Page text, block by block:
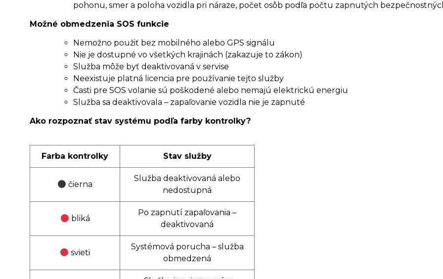
pohonu, smer a poloha vozidla pri náraze, počet osôb podľa počtu zapnutých
Možné obmedzenia SOS funkcie
Nemožno použiť bez mobilného alebo GPS signálu
Nie je dostupné vo všetkých krajinách (zakazuje to zákon)
Služba môže byť deaktivovaná v servise
Neexistuje platná licencia pre používanie tejto služby
Časti pre SOS volanie sú poškodené alebo nemajú elektrickú energiu
Služba sa deaktivovala – zapaľovanie vozidla nie je zapnuté
Ako rozpoznať stav systému podľa farby kontrolky?
Farba kontrolky Stav služby
čierna
Služba deaktivovaná alebo
nedostupná
bliká
Po zapnutí zapaľovania –
deaktivovaná
svieti
Systémová porucha – služba
obmedzená